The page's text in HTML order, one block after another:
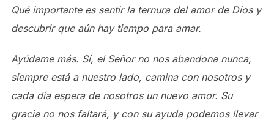
Qué importante es sentir la ternura del amor de Dios y
descubrir que aún hay tiempo para amar.
Ayúdame más. Sí, el Señor no nos abandona nunca,
siempre está a nuestro lado, camina con nosotros y
cada día espera de nosotros un nuevo amor. Su
gracia no nos faltará, y con su ayuda podemos llevar